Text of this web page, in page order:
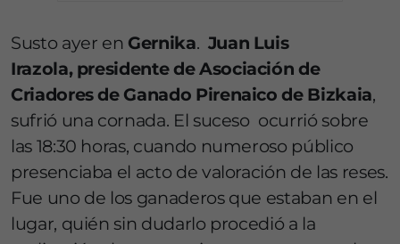
Susto ayer en Gernika. Juan Luis
Irazola, presidente de Asociación de
Criadores de Ganado Pirenaico de Bizkaia,
sufrió una cornada. El suceso ocurrió sobre
las 18:30 horas, cuando numeroso público
presenciaba el acto de valoración de las reses.
Fue uno de los ganaderos que estaban en el
lugar, quién sin dudarlo procedió a la